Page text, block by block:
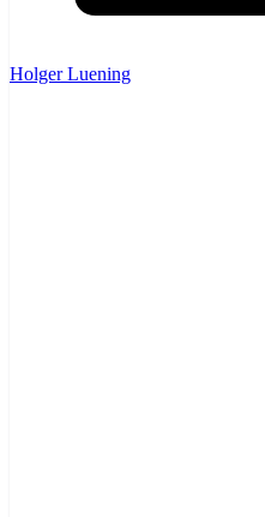
Holger Luening